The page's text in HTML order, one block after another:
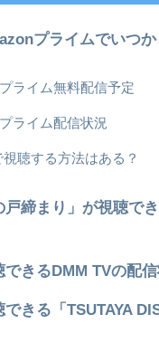
プライムでいつか
ライム無料配信予定
ライム配信状況
聴する方法はある？
戸締まり」が視聴で
きるDMM TVの配
きる「TSUTAYA